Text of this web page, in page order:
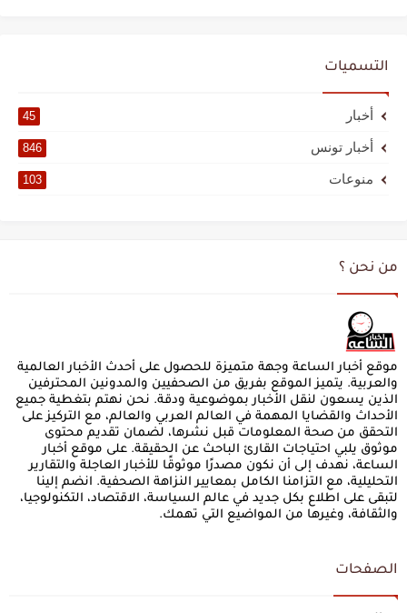
التسميات
أخبار 45
أخبار تونس 846
منوعات 103
من نحن ؟
موقع أخبار الساعة وجهة متميزة للحصول على أحدث الأخبار العالمية
والعربية. يتميز الموقع بفريق من الصحفيين والمدونين المحترفين
الذين يسعون لنقل الأخبار بموضوعية ودقة. نحن نهتم بتغطية جميع
الأحداث والقضايا المهمة في العالم العربي والعالم، مع التركيز على
التحقق من صحة المعلومات قبل نشرها، لضمان تقديم محتوى
موثوق يلبي احتياجات القارئ الباحث عن الحقيقة. على موقع أخبار
الساعة، نهدف إلى أن نكون مصدرًا موثوقًا للأخبار العاجلة والتقارير
التحليلية، مع التزامنا الكامل بمعايير النزاهة الصحفية. انضم إلينا
لتبقى على اطلاع بكل جديد في عالم السياسة، الاقتصاد، التكنولوجيا،
والثقافة، وغيرها من المواضيع التي تهمك.
الصفحات